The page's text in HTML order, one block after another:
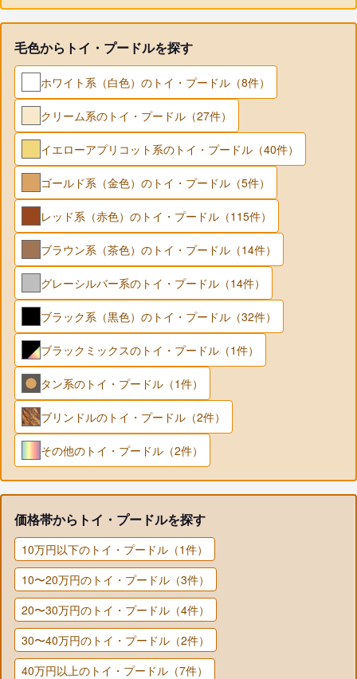
毛色からトイ・プードルを探す
ホワイト系（白色）のトイ・プードル（8件）
クリーム系のトイ・プードル（27件）
イエローアプリコット系のトイ・プードル（40件）
ゴールド系（金色）のトイ・プードル（5件）
レッド系（赤色）のトイ・プードル（115件）
ブラウン系（茶色）のトイ・プードル（14件）
グレーシルバー系のトイ・プードル（14件）
ブラック系（黒色）のトイ・プードル（32件）
ブラックミックスのトイ・プードル（1件）
タン系のトイ・プードル（1件）
ブリンドルのトイ・プードル（2件）
その他のトイ・プードル（2件）
価格帯からトイ・プードルを探す
10万円以下のトイ・プードル（1件）
10〜20万円のトイ・プードル（3件）
20〜30万円のトイ・プードル（4件）
30〜40万円のトイ・プードル（2件）
40万円以上のトイ・プードル（7件）